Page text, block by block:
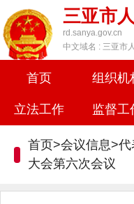
三亚市
rd.sanya.gov.cn
中文域名 : 三亚市
首页 组织机
立法工作 监督工
首页>会议信息>代
大会第六次会议